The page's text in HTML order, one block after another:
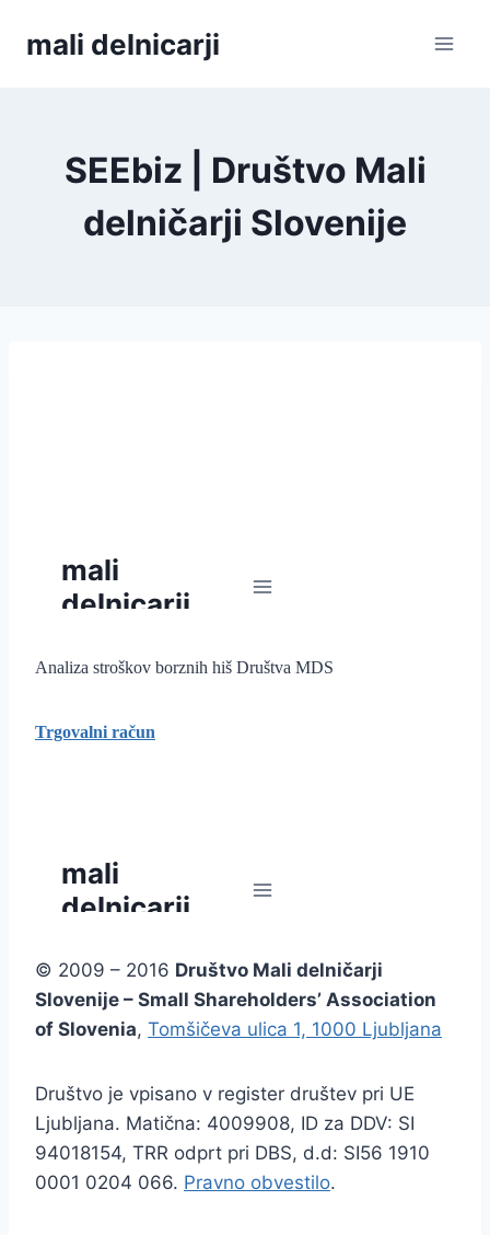
mali delnicarji
SEEbiz | Društvo Mali
delničarji Slovenije
Analiza stroškov borznih hiš Društva MDS
Trgovalni račun
© 2009 – 2016 Društvo Mali delničarji
Slovenije – Small Shareholders’ Association
of Slovenia, Tomšičeva ulica 1, 1000 Ljubljana
Društvo je vpisano v register društev pri UE
Ljubljana. Matična: 4009908, ID za DDV: SI
94018154, TRR odprt pri DBS, d.d: SI56 1910
0001 0204 066. Pravno obvestilo.